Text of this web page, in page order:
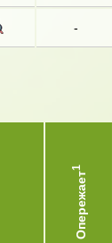
-
Опережает
1